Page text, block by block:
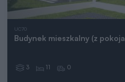
UC70
Budynek mieszkalny (z
3 11 0